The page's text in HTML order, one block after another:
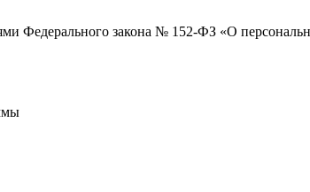
Федерального закона № 152-ФЗ «О